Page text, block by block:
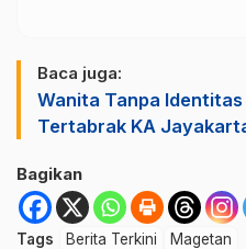
Baca juga:
Wanita Tanpa
Tertabrak KA
Bagikan
Tags Berita Terkini Magetan